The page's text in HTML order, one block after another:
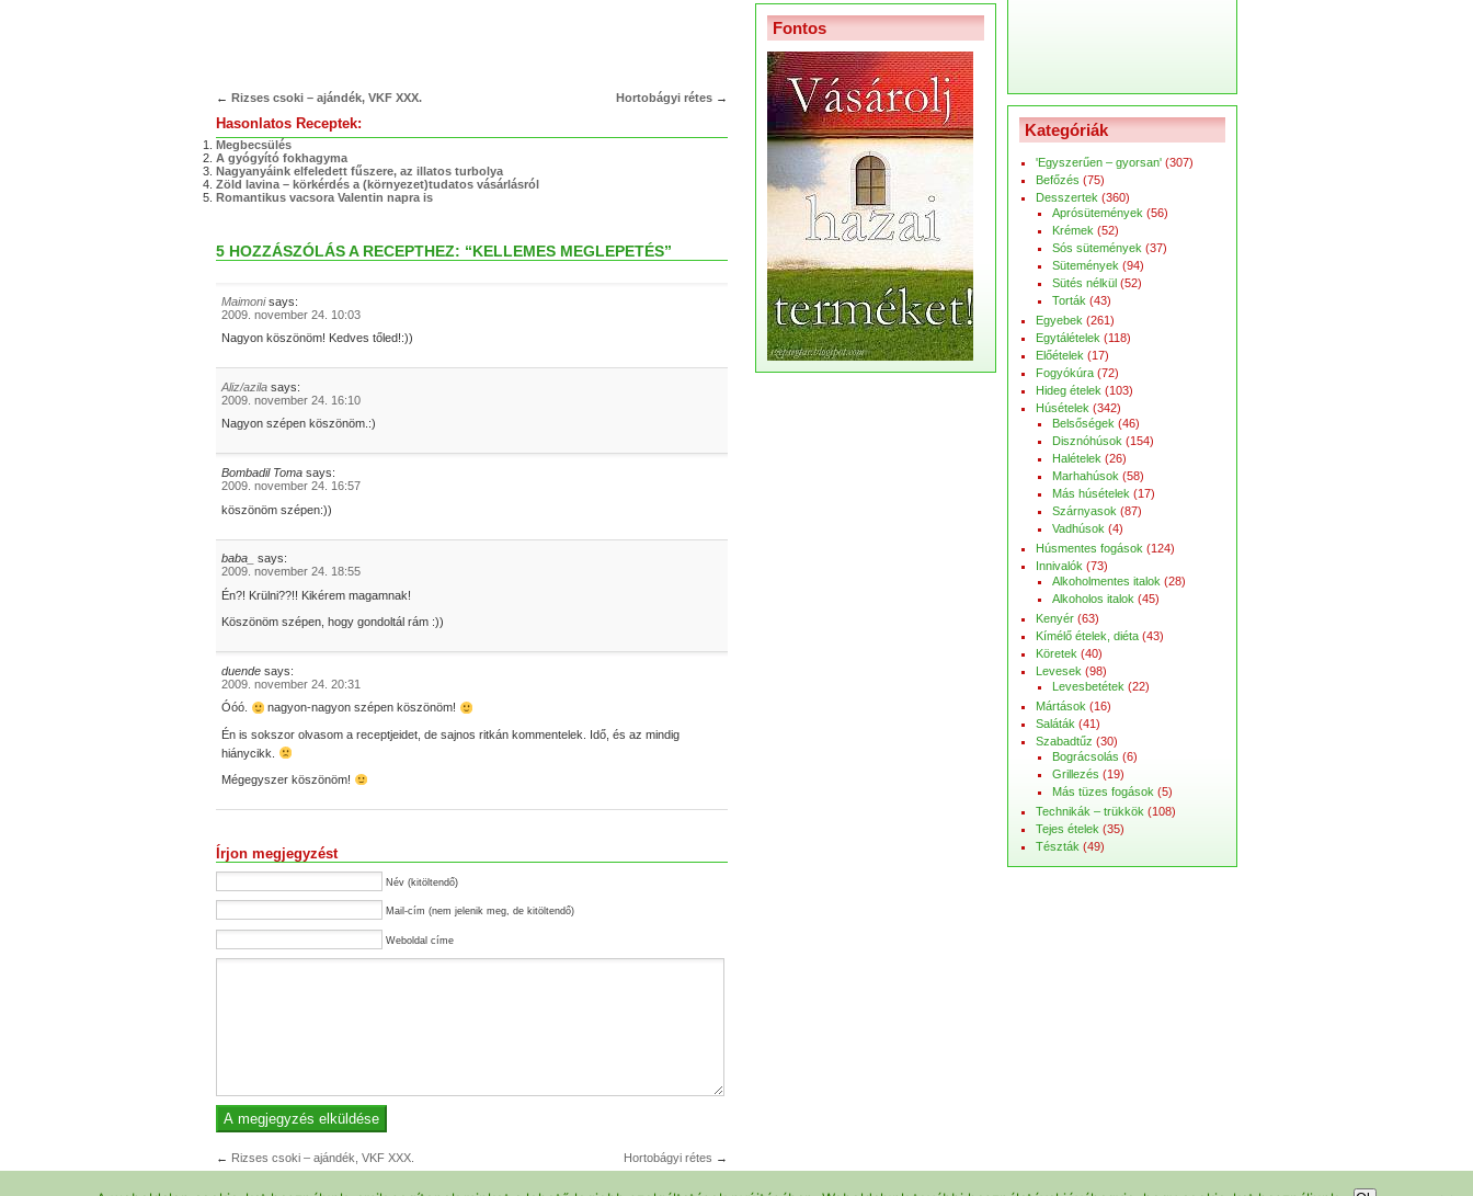
← Rizses csoki – ajándék, VKF XXX. Hortobágyi rétes →
Hasonlatos Receptek:
Megbecsülés
A gyógyító fokhagyma
Nagyanyáink elfeledett fűszere, az illatos turbolya
Zöld lavina – körkérdés a (környezet)tudatos vásárlásról
Romantikus vacsora Valentin napra is
5 HOZZÁSZÓLÁS A RECEPTHEZ: “KELLEMES MEGLEPETÉS”
Maimoni says:
2009. november 24. 10:03
Nagyon köszönöm! Kedves tőled!:))
Aliz/azila says:
2009. november 24. 16:10
Nagyon szépen köszönöm.:)
Bombadil Toma says:
2009. november 24. 16:57
köszönöm szépen:))
baba_
says:
2009. november 24. 18:55
Én?! Krülni??!! Kikérem magamnak!
Köszönöm szépen, hogy gondoltál rám :))
duende says:
2009. november 24. 20:31
Óóó.
nagyon-nagyon szépen köszönöm!
Én is sokszor olvasom a receptjeidet, de sajnos ritkán kommentelek. Idő, és az mindig
hiánycikk.
Mégegyszer köszönöm!
Írjon megjegyzést
Név (kitöltendő)
Mail-cím (nem jelenik meg, de kitöltendő)
Weboldal címe
← Rizses csoki – ajándék, VKF XXX. Hortobágyi rétes →
Fontos
Kategóriák
'Egyszerűen – gyorsan' (307)
Befőzés (75)
Desszertek (360)
Aprósütemények (56)
Krémek (52)
Sós sütemények (37)
Sütemények (94)
Sütés nélkül (52)
Torták (43)
Egyebek (261)
Egytálételek (118)
Előételek (17)
Fogyókúra (72)
Hideg ételek (103)
Húsételek (342)
Belsőségek (46)
Disznóhúsok (154)
Halételek (26)
Marhahúsok (58)
Más húsételek (17)
Szárnyasok (87)
Vadhúsok (4)
Húsmentes fogások (124)
Innivalók (73)
Alkoholmentes italok (28)
Alkoholos italok (45)
Kenyér (63)
Kímélő ételek, diéta (43)
Köretek (40)
Levesek (98)
Levesbetétek (22)
Mártások (16)
Saláták (41)
Szabadtűz (30)
Bográcsolás (6)
Grillezés (19)
Más tüzes fogások (5)
Technikák – trükkök (108)
Tejes ételek (35)
Tészták (49)